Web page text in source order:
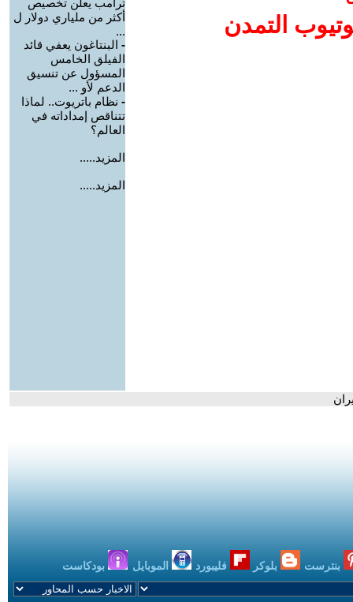
التمدن
ترامب يعلن تخصيص
أكثر من ملياري دولار ل
...
- البنتاغون يعفي قائد
الفيلق الخامس
المسؤول عن تنسيق
الدعم لأو ...
- نظام باتريوت.. لماذا
تتناقص إمداداته في
العالم؟
المزيد.....
المزيد.....
بنترست بلوكر فليبورد الموبايل بودكاست